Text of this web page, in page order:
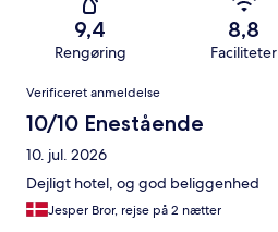
9,4
Rengøring
8,8
Faciliteter
Anmeldelser
Verificeret anmeldelse
10/10 Enestående
10. jul. 2026
Dejligt hotel, og god beliggenhed
Jesper Bror, rejse på 2 nætter